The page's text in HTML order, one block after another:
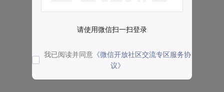
请使用微信扫一扫登录
我已阅读并同意 《微信开放社区交流专区服务协
议》